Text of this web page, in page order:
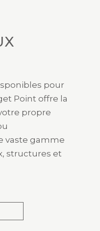
pour
Point offre la
propre
vaste gamme
structures et